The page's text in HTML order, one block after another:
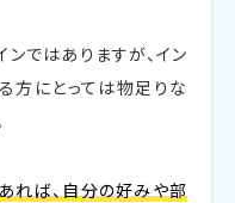
ンではありますが、イン
方にとっては物足りな
れば、自分の好みや部